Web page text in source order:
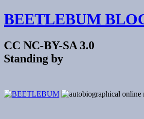
BEETLEBUM
CC NC-BY-SA 3.0
Standing by